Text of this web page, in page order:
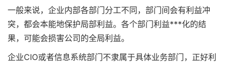
一般来说，企业内部各部门分工不同，部门间会有利益冲
突，都会本能地保护局部利益。各个部门利益***化的结
果，可能会损害公司的全局利益。
企业CIO或者信息系统部门不隶属于具体业务部门，正好利